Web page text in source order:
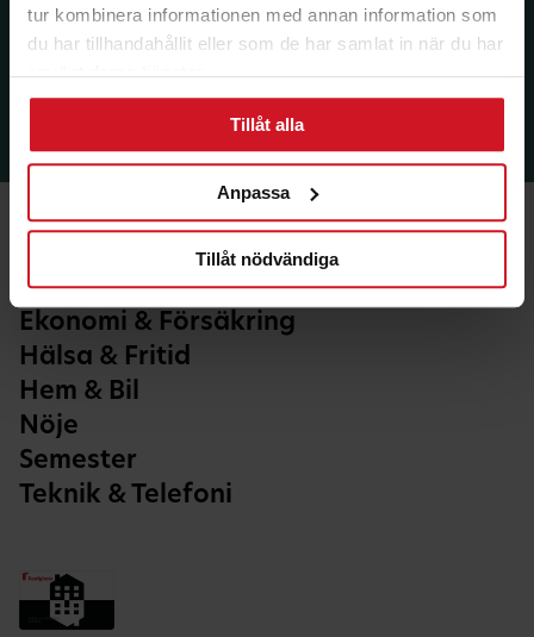
tur kombinera informationen med annan information som
du har tillhandahållit eller som de har samlat in när du har
använt deras tjänster.
Tillåt alla
Anpassa
Tillåt nödvändiga
Ekonomi & Försäkring
Hälsa & Fritid
Hem & Bil
Nöje
Semester
Teknik & Telefoni